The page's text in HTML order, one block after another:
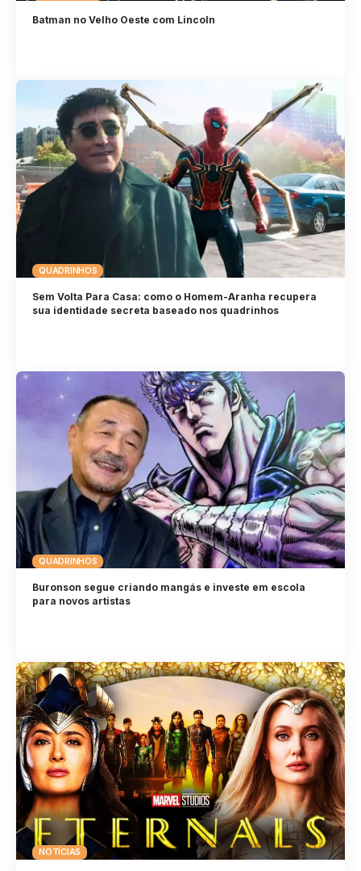
Batman no Velho Oeste com Lincoln
QUADRINHOS
Sem Volta Para Casa: como o Homem-Aranha recupera
sua identidade secreta baseado nos quadrinhos
QUADRINHOS
Buronson segue criando mangás e investe em escola
para novos artistas
NOTÍCIAS